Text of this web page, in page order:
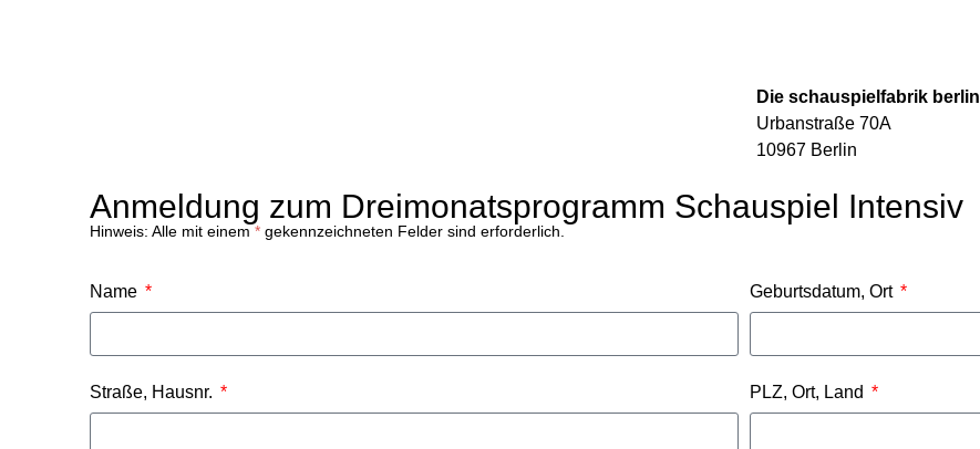
Die schauspielfabrik berlin
Urbanstraße 70A
10967 Berlin
Anmeldung zum Dreimonatsprogramm Schauspiel Intensiv
Hinweis: Alle mit einem*gekennzeichneten Felder sind erforderlich.
Name Geburtsdatum, Ort
Straße, Hausnr. PLZ, Ort, Land